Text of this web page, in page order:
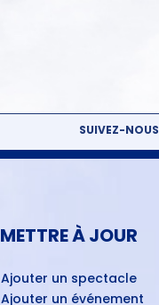
SUIVEZ-NOUS
METTRE À JOUR
Ajouter un spectacle
Ajouter un événement